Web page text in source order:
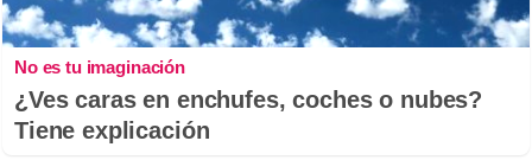
No es tu imaginación
¿Ves caras en enchufes, coches o nubes?
Tiene explicación